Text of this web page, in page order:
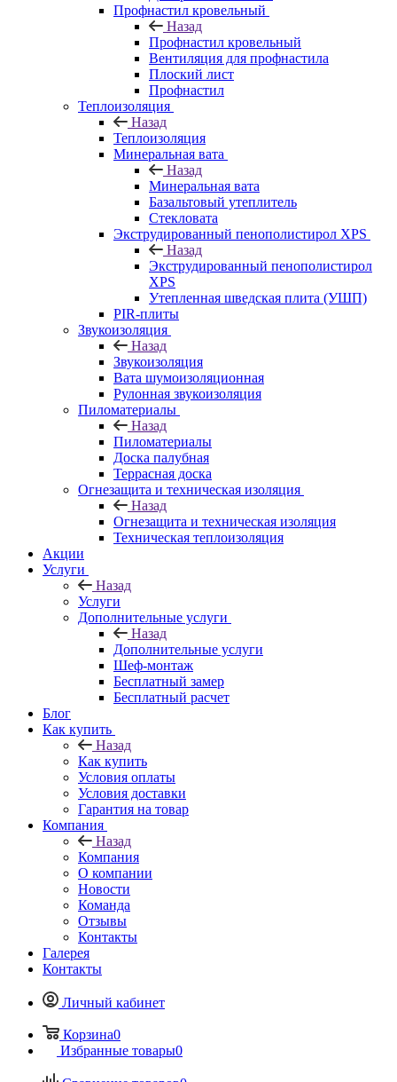
Профнастил кровельный
Назад
Профнастил кровельный
Вентиляция для профнастила
Плоский лист
Профнастил
Теплоизоляция
Назад
Теплоизоляция
Минеральная вата
Назад
Минеральная вата
Базальтовый утеплитель
Стекловата
Экструдированный пенополистирол XPS
Назад
Экструдированный пенополистирол
XPS
Утепленная шведская плита (УШП)
PIR-плиты
Звукоизоляция
Назад
Звукоизоляция
Вата шумоизоляционная
Рулонная звукоизоляция
Пиломатериалы
Назад
Пиломатериалы
Доска палубная
Террасная доска
Огнезащита и техническая изоляция
Назад
Огнезащита и техническая изоляция
Техническая теплоизоляция
Акции
Услуги
Назад
Услуги
Дополнительные услуги
Назад
Дополнительные услуги
Шеф-монтаж
Бесплатный замер
Бесплатный расчет
Блог
Как купить
Назад
Как купить
Условия оплаты
Условия доставки
Гарантия на товар
Компания
Назад
Компания
О компании
Новости
Команда
Отзывы
Контакты
Галерея
Контакты
Личный кабинет
Корзина0
Избранные товары0